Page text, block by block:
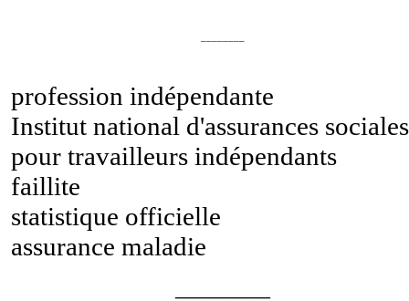
profession indépendante
Institut national d'assurances sociales
pour travailleurs indépendants
faillite
statistique officielle
assurance maladie